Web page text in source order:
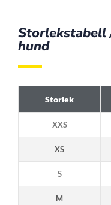
Storlekstabell
hund
Storlek
XXS
XS
S
M